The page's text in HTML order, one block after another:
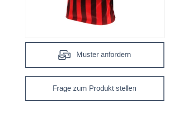
Muster anfordern
Frage zum Produkt stellen